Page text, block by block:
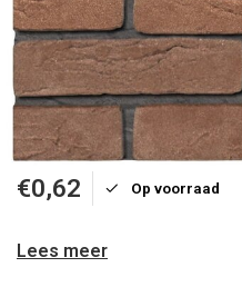
€0,62 Op voorraad
Lees meer